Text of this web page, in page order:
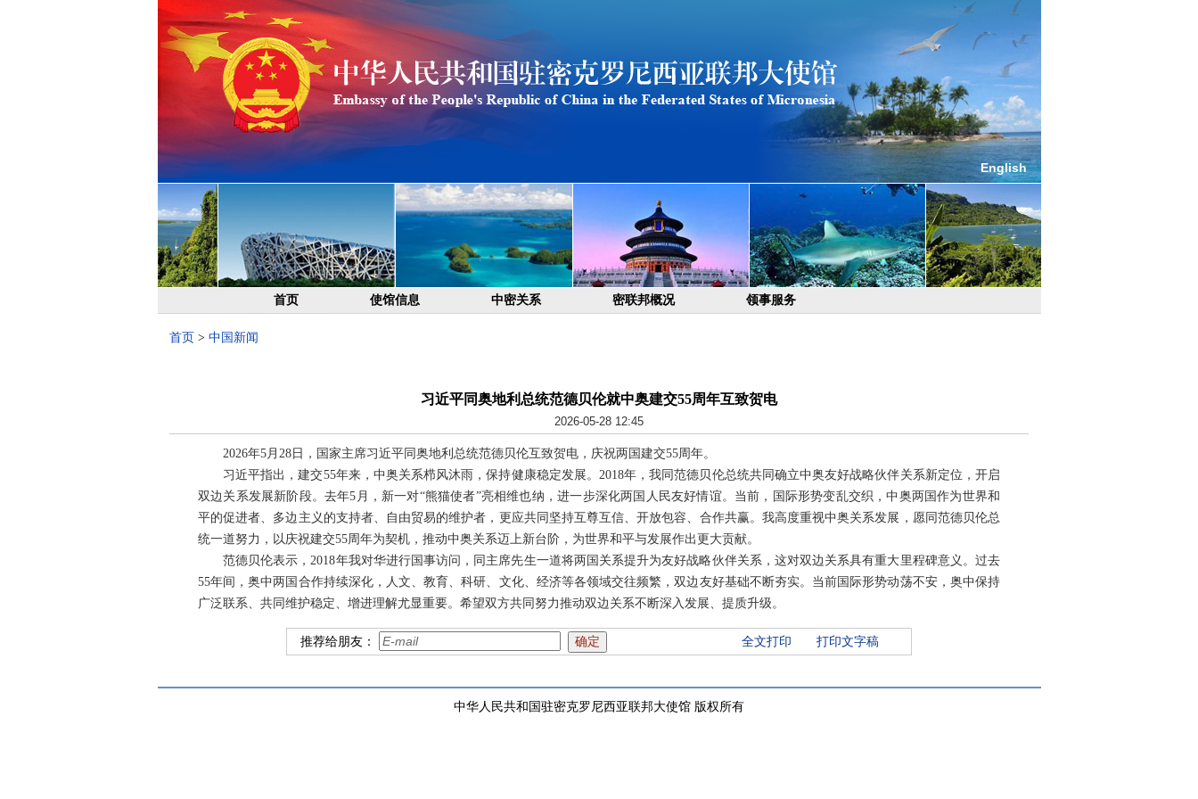
English
首页 使馆信息 中密关系 密联邦概况 领事服务
首页 > 中国新闻
习近平同奥地利总统范德贝伦就中奥建交55周年互致贺电
2026-05-28 12:45
2026年5月28日，国家主席习近平同奥地利总统范德贝伦互致贺电，庆祝两国建交55周年。
习近平指出，建交55年来，中奥关系栉风沐雨，保持健康稳定发展。2018年，我同范德贝伦总统共同确立中奥友好战略伙伴关系新定位，开启
双边关系发展新阶段。去年5月，新一对“熊猫使者”亮相维也纳，进一步深化两国人民友好情谊。当前，国际形势变乱交织，中奥两国作为世界和
平的促进者、多边主义的支持者、自由贸易的维护者，更应共同坚持互尊互信、开放包容、合作共赢。我高度重视中奥关系发展，愿同范德贝伦总
统一道努力，以庆祝建交55周年为契机，推动中奥关系迈上新台阶，为世界和平与发展作出更大贡献。
范德贝伦表示，2018年我对华进行国事访问，同主席先生一道将两国关系提升为友好战略伙伴关系，这对双边关系具有重大里程碑意义。过去
55年间，奥中两国合作持续深化，人文、教育、科研、文化、经济等各领域交往频繁，双边友好基础不断夯实。当前国际形势动荡不安，奥中保持
广泛联系、共同维护稳定、增进理解尤显重要。希望双方共同努力推动双边关系不断深入发展、提质升级。
推荐给朋友： 全文打印 打印文字稿
中华人民共和国驻密克罗尼西亚联邦大使馆 版权所有